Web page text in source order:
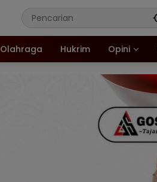
Olahraga Hukrim Opini